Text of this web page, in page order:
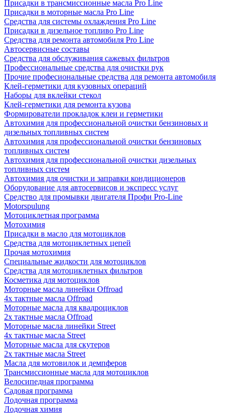
Присадки в трансмиссионные масла Pro Line
Присадки в моторные масла Pro Line
Средства для системы охлаждения Pro Line
Присадки в дизельное топливо Pro Line
Средства для ремонта автомобиля Pro Line
Автосервисные составы
Средства для обслуживания сажевых фильтров
Профессиональные средства для очистки рук
Прочие професиональные средства для ремонта автомобиля
Клей-герметики для кузовных операций
Наборы для вклейки стекол
Клей-герметики для ремонта кузова
Формирователи прокладок клеи и герметики
Автохимия для профессиональной очистки бензиновых и
дизельных топливных систем
Автохимия для профессиональной очистки бензиновых
топливных систем
Автохимия для профессиональной очистки дизельных
топливных систем
Автохимия для очистки и заправки кондиционеров
Оборудование для автосервисов и экспресс услуг
Средство для промывки двигателя Профи Pro-Line
Motorspulung
Мотоциклетная программа
Мотохимия
Присадки в масло для мотоциклов
Средства для мотоциклетных цепей
Прочая мотохимия
Специальные жидкости для мотоциклов
Средства для мотоциклетных фильтров
Косметика для мотоциклов
Моторные масла линейки Offroad
4х тактные масла Offroad
Моторные масла для квадроциклов
2х тактные масла Offroad
Моторные масла линейки Street
4х тактные масла Street
Моторные масла для скутеров
2х тактные масла Street
Масла для мотовилок и демпферов
Трансмиссионные масла для мотоциклов
Велосипедная программа
Садовая программа
Лодочная программа
Лодочная химия